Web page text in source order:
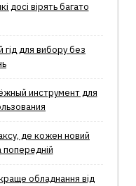
досі вірять багато
гід для вибору без
инструмент для
де кожен новий
попередній
обладнання від